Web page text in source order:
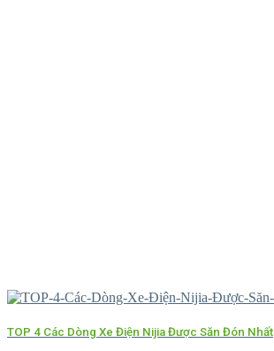
TOP 4 Các Dòng Xe Điện Nijia Được Săn Đón Nhất